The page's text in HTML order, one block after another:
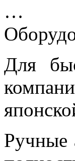
…
Для
Ручные